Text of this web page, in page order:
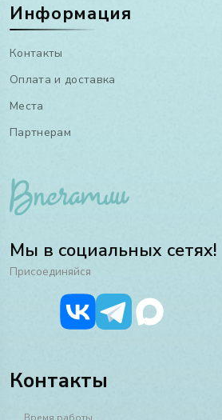
Информация
Контакты
Оплата и доставка
Места
Партнерам
Мы в социальных сетях!
Присоединяйся
Контакты